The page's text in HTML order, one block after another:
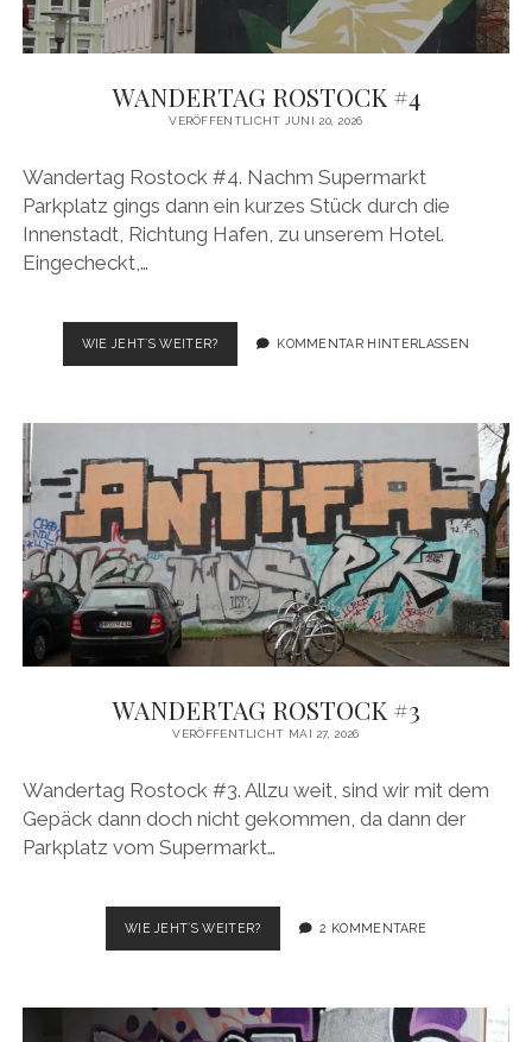
WANDERTAG ROSTOCK #4
VERÖFFENTLICHT JUNI 20, 2026
Wandertag Rostock #4. Nachm Supermarkt
Parkplatz gings dann ein kurzes Stück durch die
Innenstadt, Richtung Hafen, zu unserem Hotel.
Eingecheckt,…
WIE JEHT´S WEITER?WANDERTAG
ROSTOCK
KOMMENTAR HINTERLASSEN
WANDERTAG ROSTOCK #3
VERÖFFENTLICHT MAI 27, 2026
Wandertag Rostock #3. Allzu weit, sind wir mit dem
Gepäck dann doch nicht gekommen, da dann der
Parkplatz vom Supermarkt…
WIE JEHT´S WEITER?WANDERTAG
ROSTOCK
2 KOMMENTARE